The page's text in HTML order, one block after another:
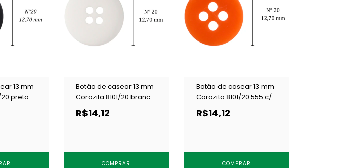
13 mm
20 preto
Botão de casear 13 mm
Corozita 8101/20 branco
c/ 144 un
R$14,12
COMPRAR
Botão de casear 13 mm
Corozita 8101/20 555 c/
144 un
R$14,12
COMPRAR